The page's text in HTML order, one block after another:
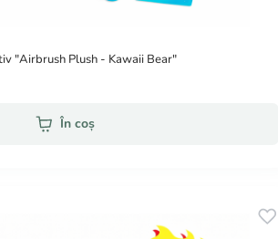
"Airbrush Plush - Kawaii Bear"
În coș